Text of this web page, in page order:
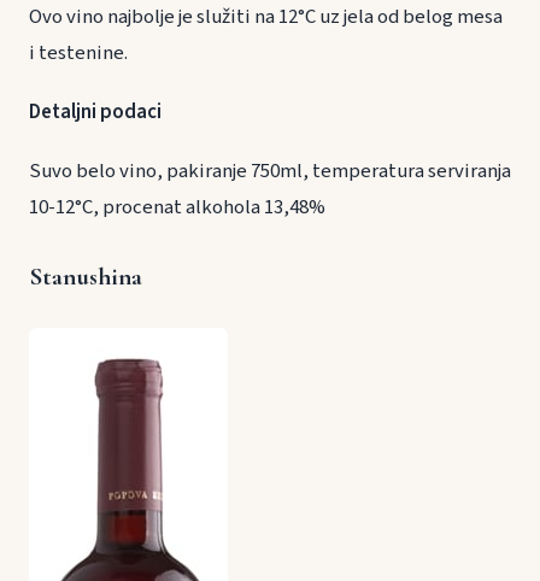
Ovo vino najbolje je služiti na 12°C uz jela od belog mesa
i testenine.
Detaljni podaci
Suvo belo vino, pakiranje 750ml, temperatura serviranja
10-12°C, procenat alkohola 13,48%
Stanushina